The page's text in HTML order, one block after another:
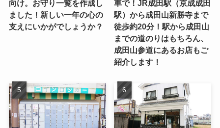
向け。お守り一覧を作成し
ました！新しい一年の心の
支えにいかがでしょうか？
車で！JR成田駅（京成成田
駅）から成田山新勝寺まで
徒歩約20分！駅から成田山
までの道のりはもちろん、
成田山参道にあるお店もご
紹介します！